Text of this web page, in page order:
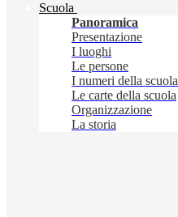
Scuola
Panoramica
Presentazione
I luoghi
Le persone
I numeri della scuola
Le carte della scuola
Organizzazione
La storia